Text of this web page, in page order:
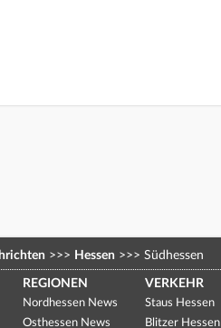
>>> Hessen >>> Südhessen
REGIONEN
Nordhessen News
Osthessen News
VERKEHR
Staus Hessen
Blitzer Hessen